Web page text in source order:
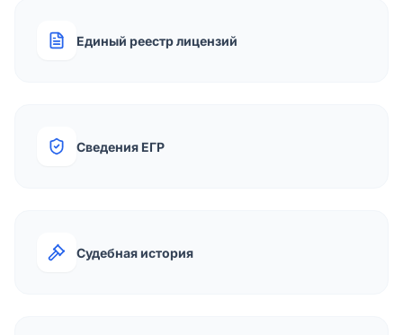
Единый реестр лицензий
Сведения ЕГР
Судебная история